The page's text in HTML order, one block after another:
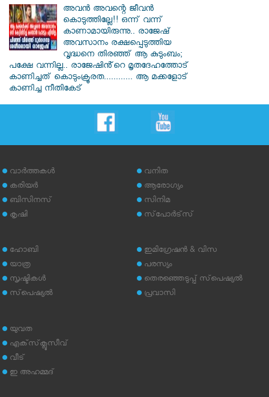
അവൻ അവന്റെ ജീവൻ
കൊടുത്തില്ലേ!! ഒന്ന് വന്ന്
കാണാമായിരുന്നു.. രാജേഷ്
അവസാനം രക്ഷപ്പെടുത്തിയ
വൃദ്ധനെ തിരഞ്ഞ് ആ കുടുംബം;
പക്ഷേ വന്നില്ല.. രാജേഷിൻ്റെ മൃതദേഹത്തോട്
കാണിച്ചത് കൊടുംക്രൂരത............ ആ മക്കളോട്
കാണിച്ച നീതികേട്
വാര്‍ത്തകള്‍
കരിയര്‍
ബിസിനസ്
കൃഷി
വനിത
ആരോഗ്യം
സിനിമ
സ്‌പോര്‍ട്‌സ്
ഹോബി
യാത്ര
സൃഷ്ടികള്‍
സ്‌പെഷ്യല്‍
ഇമിഗ്രേഷന്‍ & വിസ
പരസ്യം
തെരഞ്ഞെടുപ്പ് സ്‌പെഷ്യല്‍
പ്രവാസി
യുവത
എക്‌സ്‌ക്ലൂസീവ്
വീട്
ഇ അഹമ്മദ്‌